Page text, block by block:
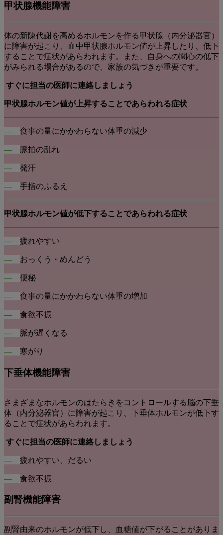
甲状腺機能障害
体の新陳代謝を高めるホルモンを作る甲状腺（内分泌器官）
に障害が起こり、血中甲状腺ホルモン値が上昇したり、低下
することで症状があらわれます。また、自身への関心の低下
がみられる場合があるので、家族の気づきが重要です。
すぐに担当の医師に連絡しましょう
甲状腺ホルモン値が上昇することであらわれる症状
― 食事の量にかかわらない体重の減少
― 脈拍の乱れ
― 発汗
― 手指のふるえ
甲状腺ホルモン値が低下することであらわれる症状
― 疲れやすい
― おっくう・めんどう
― 便秘
― 食事の量にかかわらない体重の増加
― 食欲不振
― 脈が遅くなる
― 寒がり
下垂体機能障害
さまざまなホルモンのはたらきをコントロールする脳の下垂
体（内分泌器官）に障害が起こり、下垂体ホルモンが低下す
ることで症状があらわれます。
すぐに担当の医師に連絡しましょう
― 疲れやすい、だるい
― 食欲不振
副腎機能障害
副腎由来のホルモンが低下し、血糖値が下がることがありま